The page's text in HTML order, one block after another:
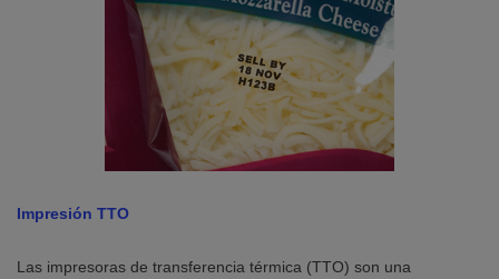
Impresión TTO
Las impresoras de transferencia térmica (TTO) son una